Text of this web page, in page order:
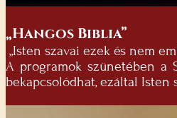
„Hangos Biblia”
„Isten szavai ezek és nem
A programok szünetében a
bekapcsolódhat, ezáltal Isten